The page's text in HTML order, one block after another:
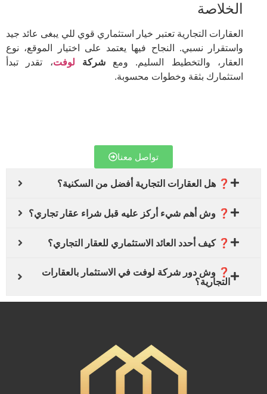
الخلاصة
العقارات التجارية تعتبر خيار استثماري قوي للي يبغى عائد جيد
واستقرار نسبي. النجاح فيها يعتمد على اختيار الموقع، نوع
العقار، والتخطيط السليم. ومع
شركة لوفت، تقدر تبدأ
استثمارك بثقة وخطوات محسوبة.
تواصل معنا
❓ هل العقارات التجارية أفضل من السكنية؟
❓ وش أهم شيء أركز عليه قبل شراء عقار تجاري؟
❓ كيف أحدد العائد الاستثماري للعقار التجاري؟
❓ وش دور شركة لوفت في الاستثمار بالعقارات
التجارية؟